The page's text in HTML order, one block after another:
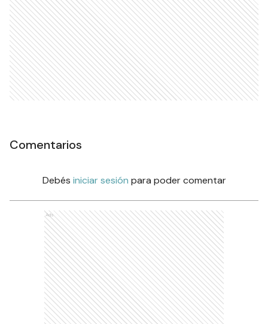
Comentarios
Debés iniciar sesión para poder comentar
Ads